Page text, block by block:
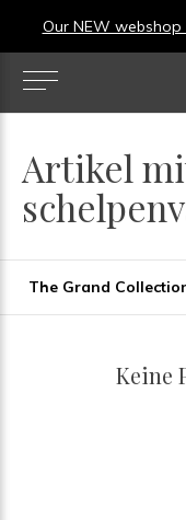
Our NEW
Artikel
The Grand
Keine